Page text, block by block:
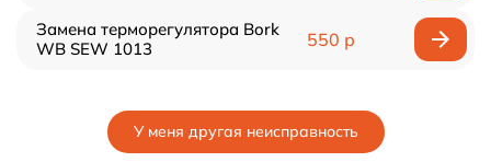
Замена терморегулятора Bork
WB SEW 1013
550 р
У меня другая неисправность